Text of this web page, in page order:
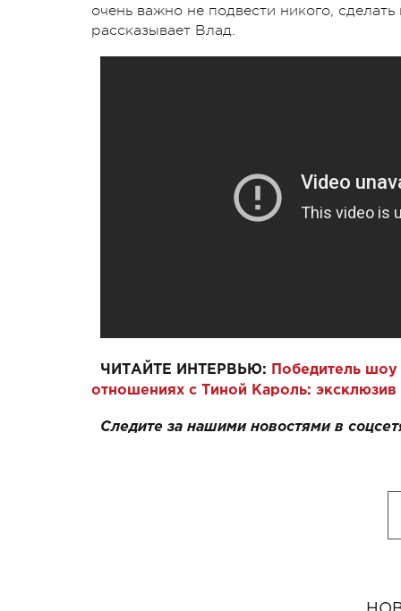
очень важно не подвести никого,
рассказывает Влад.
ЧИТАЙТЕ ИНТЕРВЬЮ:
Победитель
отношениях с Тиной Кароль: эксклюзив
Следите за нашими новостями в